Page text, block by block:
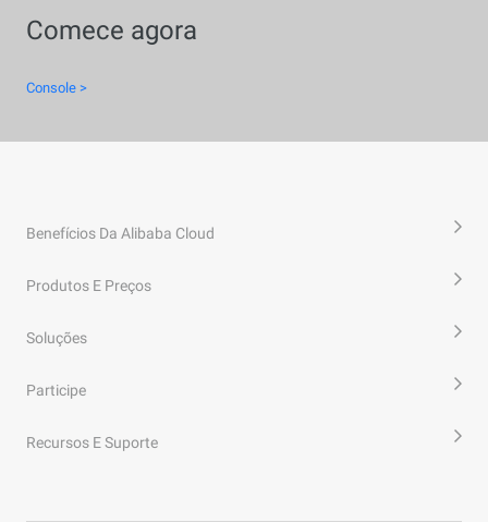
Comece agora
Console >
Benefícios Da Alibaba Cloud
Produtos E Preços
Soluções
Participe
Recursos E Suporte